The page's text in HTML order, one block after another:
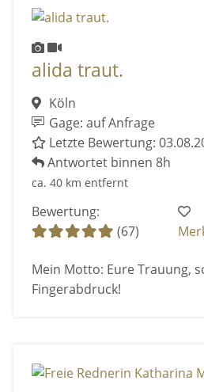
alida traut.
Köln
Gage: auf Anfrage
Letzte Bewertung:
Antwortet binnen 8h
ca. 40 km entfernt
Bewertung:
(67)
Mein Motto: Eure Trauung,
Fingerabdruck!